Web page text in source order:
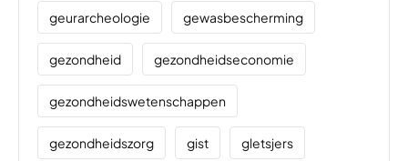
geurarcheologie gewasbescherming
gezondheid gezondheidseconomie
gezondheidswetenschappen
gezondheidszorg gist gletsjers